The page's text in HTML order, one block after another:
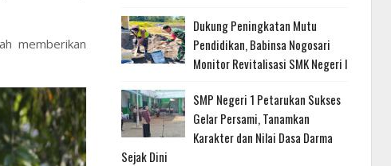
memberikan
Dukung Peningkatan Mutu
Pendidikan, Babinsa Nogosari
Monitor Revitalisasi SMK Negeri I
SMP Negeri 1 Petarukan Sukses
Gelar Persami, Tanamkan
Karakter dan Nilai Dasa Darma
Sejak Dini